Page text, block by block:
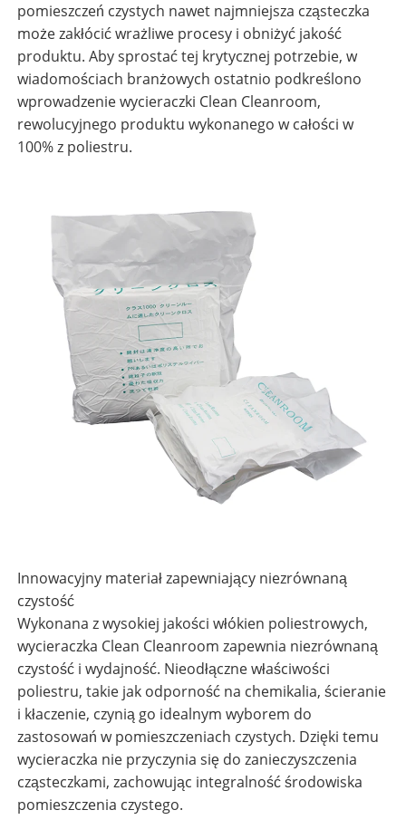
pomieszczeń czystych nawet najmniejsza cząsteczka
może zakłócić wrażliwe procesy i obniżyć jakość
produktu. Aby sprostać tej krytycznej potrzebie, w
wiadomościach branżowych ostatnio podkreślono
wprowadzenie wycieraczki Clean Cleanroom,
rewolucyjnego produktu wykonanego w całości w
100% z poliestru.
Innowacyjny materiał zapewniający niezrównaną
czystość
Wykonana z wysokiej jakości włókien poliestrowych,
wycieraczka Clean Cleanroom zapewnia niezrównaną
czystość i wydajność. Nieodłączne właściwości
poliestru, takie jak odporność na chemikalia, ścieranie
i kłaczenie, czynią go idealnym wyborem do
zastosowań w pomieszczeniach czystych. Dzięki temu
wycieraczka nie przyczynia się do zanieczyszczenia
cząsteczkami, zachowując integralność środowiska
pomieszczenia czystego.